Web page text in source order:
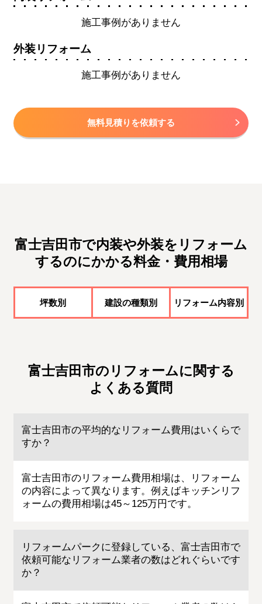
施工事例がありません
外装リフォーム
施工事例がありません
無料見積りを依頼する
富士吉田市で内装や外装をリフォーム
するのにかかる料金・費用相場
坪数別 建設の種類別 リフォーム内容別
富士吉田市のリフォームに関する
よくある質問
富士吉田市の平均的なリフォーム費用はいくらで
すか？
富士吉田市のリフォーム費用相場は、リフォーム
の内容によって異なります。例えばキッチンリフ
ォームの費用相場は45～125万円です。
リフォームパークに登録している、富士吉田市で
依頼可能なリフォーム業者の数はどれぐらいです
か？